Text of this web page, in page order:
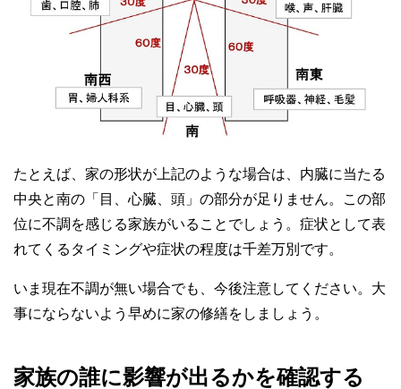
たとえば、家の形状が上記のような場合は、内臓に当たる
中央と南の「目、心臓、頭」の部分が足りません。この部
位に不調を感じる家族がいることでしょう。症状として表
れてくるタイミングや症状の程度は千差万別です。
いま現在不調が無い場合でも、今後注意してください。大
事にならないよう早めに家の修繕をしましょう。
家族の誰に影響が出るかを確認する